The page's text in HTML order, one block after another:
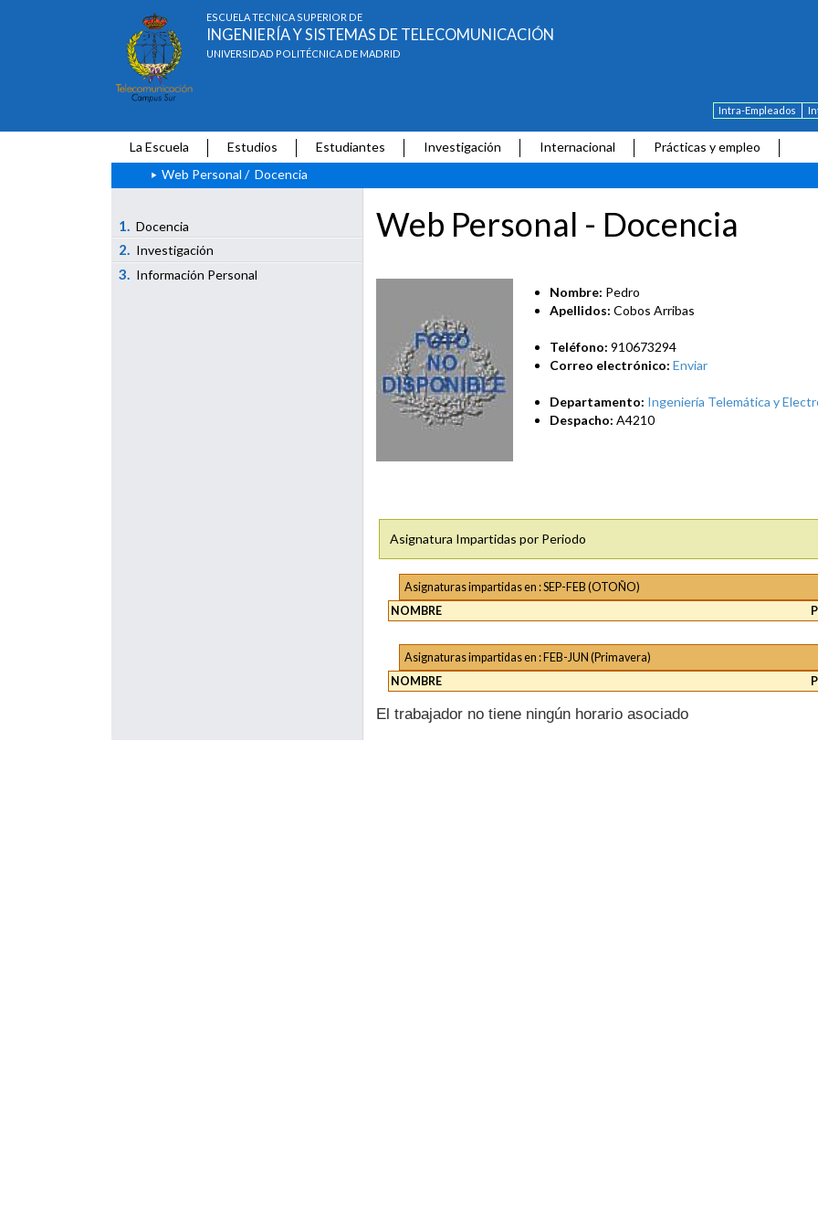
ESCUELA TÉCNICA SUPERIOR DE
INGENIERÍA Y SISTEMAS DE TELECOMUNICACIÓN
UNIVERSIDAD POLITÉCNICA DE MADRID
Intra-Empleados
La Escuela Estudios Estudiantes Investigación Internacional
Prácticas y empleo
Web Personal / Docencia
1. Docencia
2. Investigación
3. Información Personal
Web Personal - Docencia
Nombre: Pedro
Apellidos: Cobos Arribas
Teléfono: 910673294
Correo electrónico: Enviar
Departamento: Ingeniería Telemática y
Despacho: A4210
Asignatura Impartidas por Periodo
Asignaturas impartidas en : SEP-FEB (OTOÑO)
NOMBRE
Asignaturas impartidas en : FEB-JUN (Primavera)
NOMBRE
El trabajador no tiene ningún horario asociado